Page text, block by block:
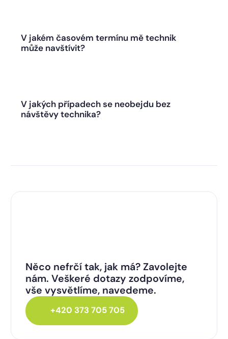
V jakém časovém termínu mě technik
může navštívit?
V jakých případech se neobejdu bez
návštěvy technika?
Něco nefrčí tak, jak má? Zavolejte
nám. Veškeré dotazy zodpovíme,
vše vysvětlíme, navedeme.
+420 373 705 705